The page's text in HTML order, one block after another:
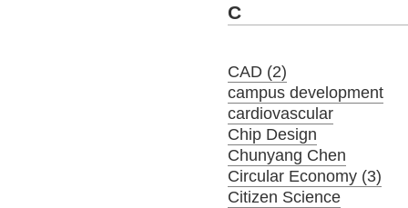
C
CAD (2)
campus development
cardiovascular
Chip Design
Chunyang Chen
Circular Economy (3)
Citizen Science